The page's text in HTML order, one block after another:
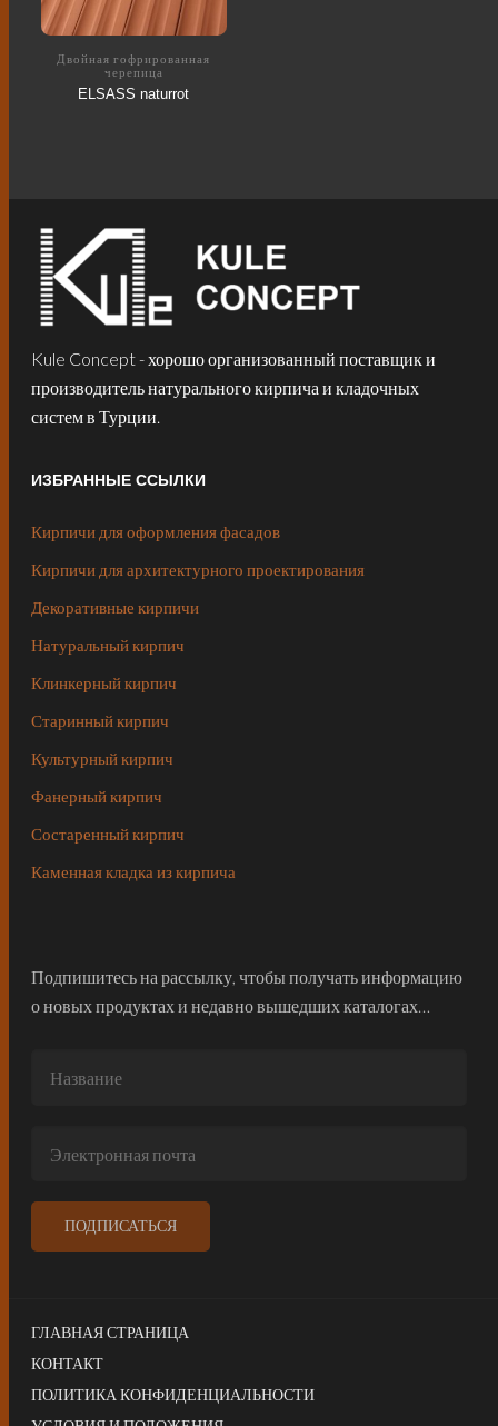
Двойная гофрированная
черепица
ELSASS naturrot
Kule Concept - хорошо организованный поставщик и
производитель натурального кирпича и кладочных
систем в Турции.
ИЗБРАННЫЕ ССЫЛКИ
Кирпичи для оформления фасадов
Кирпичи для архитектурного проектирования
Декоративные кирпичи
Натуральный кирпич
Клинкерный кирпич
Старинный кирпич
Культурный кирпич
Фанерный кирпич
Состаренный кирпич
Каменная кладка из кирпича
Подпишитесь на рассылку, чтобы получать информацию
о новых продуктах и недавно вышедших каталогах…
ГЛАВНАЯ СТРАНИЦА
КОНТАКТ
ПОЛИТИКА КОНФИДЕНЦИАЛЬНОСТИ